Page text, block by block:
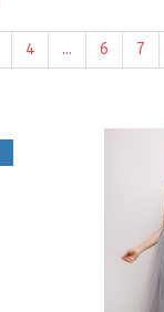
4 ... 6 7